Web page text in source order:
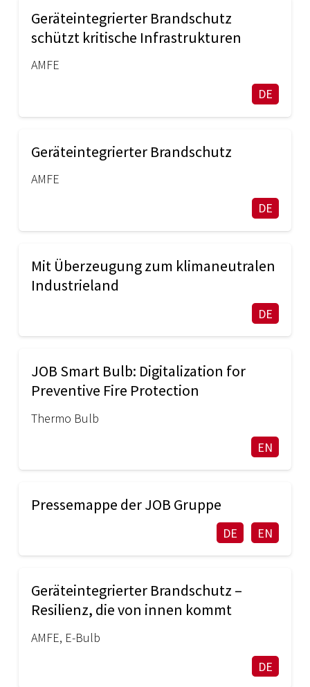
Geräteintegrierter Brandschutz
schützt kritische Infrastrukturen
AMFE
DE
Geräteintegrierter Brandschutz
AMFE
DE
Mit Überzeugung zum klimaneutralen
Industrieland
DE
JOB Smart Bulb: Digitalization for
Preventive Fire Protection
Thermo Bulb
EN
Pressemappe der JOB Gruppe
DE EN
Geräteintegrierter Brandschutz –
Resilienz, die von innen kommt
AMFE, E-Bulb
DE